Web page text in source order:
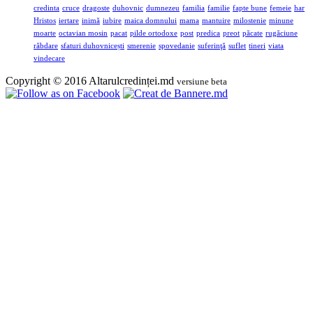
credinta cruce dragoste duhovnic dumnezeu familia familie fapte bune femeie har
Hristos iertare inimă iubire maica domnului mama mantuire milostenie minune
moarte octavian mosin pacat pilde ortodoxe post predica preot păcate rugăciune
răbdare sfaturi duhovnicești smerenie spovedanie suferinţă suflet tineri viata
vindecare
Copyright © 2016 Altarulcredinței.md versiune beta